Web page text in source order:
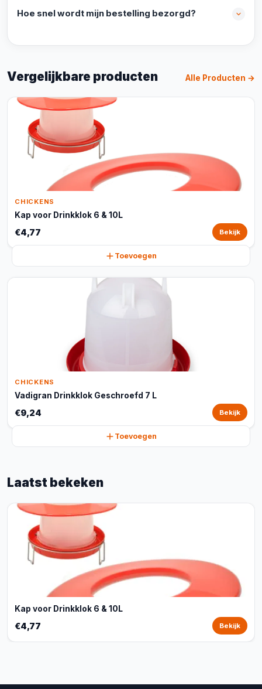
Hoe snel wordt mijn bestelling bezorgd?
Vergelijkbare producten Alle Producten →
CHICKENS
Kap voor Drinkklok 6 & 10L
€4,77 Bekijk
Toevoegen
CHICKENS
Vadigran Drinkklok Geschroefd 7 L
€9,24 Bekijk
Toevoegen
Laatst bekeken
Kap voor Drinkklok 6 & 10L
€4,77 Bekijk